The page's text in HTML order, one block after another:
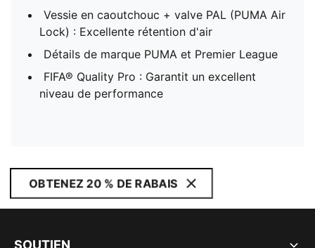
Vessie en caoutchouc + valve PAL (PUMA Air
Lock) : Excellente rétention d'air
Détails de marque PUMA et Premier League
FIFA® Quality Pro : Garantit un excellent
niveau de performance
OBTENEZ 20 % DE RABAIS
SOUTIEN